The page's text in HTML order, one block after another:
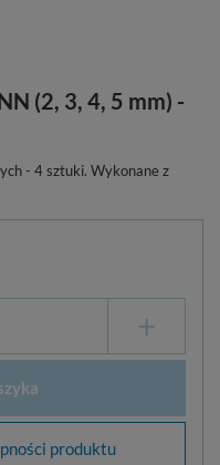
(2, 3, 4, 5 mm) -
- 4 sztuki. Wykonane z
+
produktu